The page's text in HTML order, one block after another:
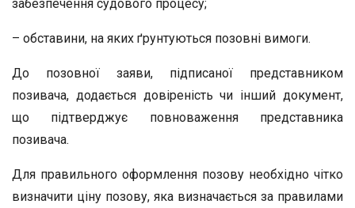
забезпечення судового процесу;
– обставини, на яких ґрунтуються позовні вимоги.
До позовної заяви, підписаної представником
позивача, додається довіреність чи інший документ,
що підтверджує повноваження представника
позивача.
Для правильного оформлення позову необхідно чітко
визначити ціну позову, яка визначається за правилами